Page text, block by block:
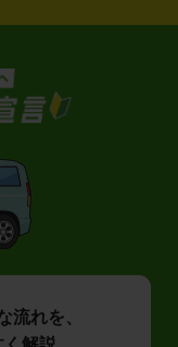
流れを、